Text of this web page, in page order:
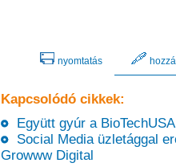
nyomtatás
Kapcsolódó cikkek:
Együtt gyúr a
Social Media üzletággal
Growww Digital